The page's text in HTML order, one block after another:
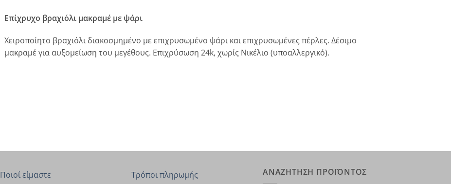
Επίχρυχο βραχιόλι μακραμέ με ψάρι
Χειροποίητο βραχιόλι διακοσμημένο με επιχρυσωμένο ψάρι και επιχρυσωμένες πέρλες. Δέσιμο
μακραμέ για αυξομείωση του μεγέθους. Επιχρύσωση 24k, χωρίς Νικέλιο (υποαλλεργικό).
Ποιοί είμαστε Τρόποι πληρωμής ΑΝΑΖΗΤΗΣΗ ΠΡΟΪΟΝΤΟΣ